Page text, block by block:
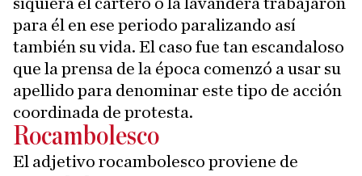
para él en ese periodo paralizando así
también su vida. El caso fue tan escandaloso
que la prensa de la época comenzó a usar su
apellido para denominar este tipo de acción
coordinada de protesta.
Rocambolesco
El adjetivo rocambolesco proviene de